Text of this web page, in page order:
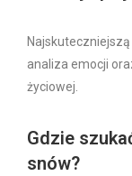
analiza emocji
życiowej.
Gdzie
snów?